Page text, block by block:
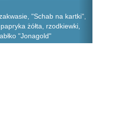
"Schab na kartki",
żółta, rzodkiewki,
"Jonagold"